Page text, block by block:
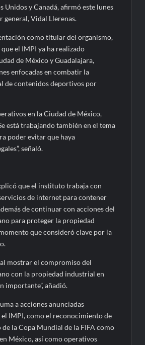
Unidos y Canadá, afirmó este lunes
general, Vidal Llerenas.
como titular del organismo,
el IMPI ya ha realizado
de México y Guadalajara,
enfocadas en combatir la
de contenidos deportivos por
en la Ciudad de México,
está trabajando también en el tema
poder evitar que haya
señaló.
que el instituto trabaja con
de internet para contener
de continuar con acciones del
para proteger la propiedad
que consideró clave por la
mostrar el compromiso del
con la propiedad industrial en
importante”, añadió.
a acciones anunciadas
IMPI, como el reconocimiento de
de la Copa Mundial de la FIFA como
México, así como operativos